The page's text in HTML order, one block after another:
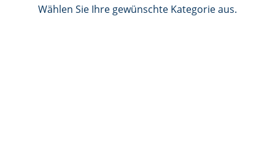
Wählen Sie Ihre gewünschte Kategorie aus.